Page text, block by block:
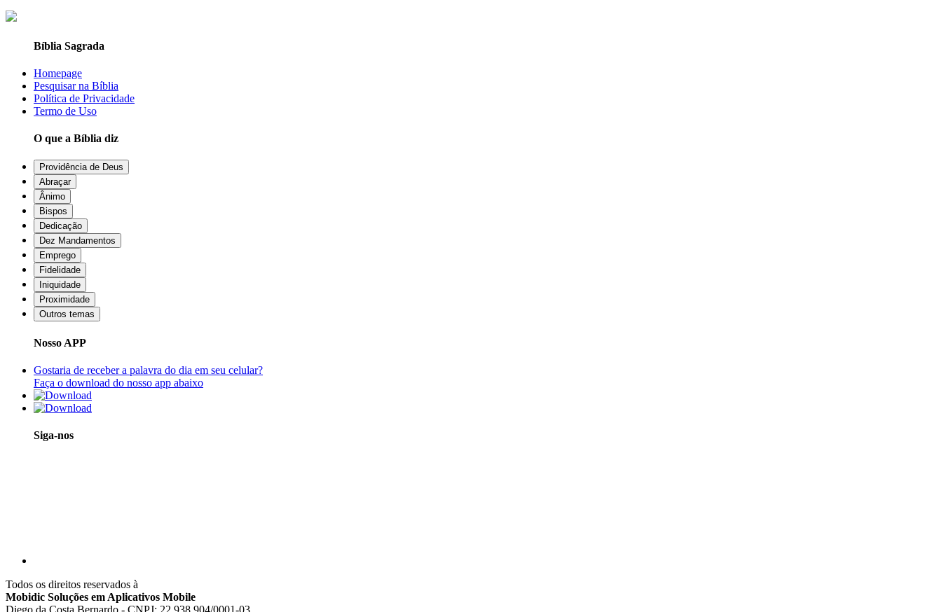
Bíblia Sagrada
Homepage
Pesquisar na Bíblia
Política de Privacidade
Termo de Uso
O que a Bíblia diz
Providência de Deus
Abraçar
Ânimo
Bispos
Dedicação
Dez Mandamentos
Emprego
Fidelidade
Iniquidade
Proximidade
Outros temas
Nosso APP
Gostaria de receber a palavra do dia em seu celular?
Faça o download do nosso app abaixo
Siga-nos
Todos os direitos reservados à
Mobidic Soluções em Aplicativos Mobile